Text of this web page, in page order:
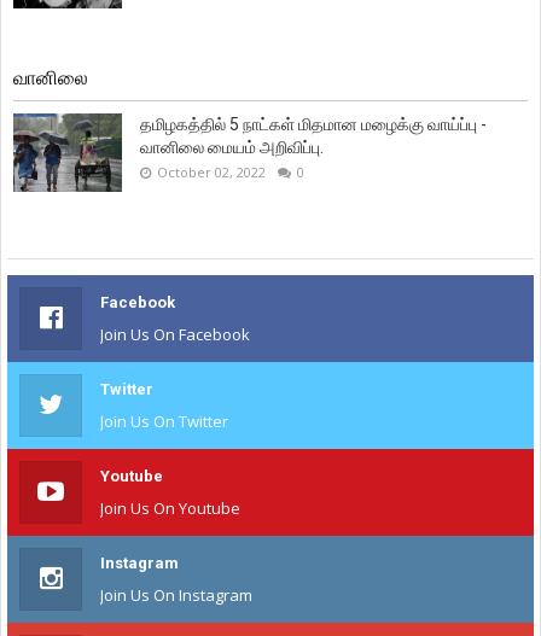
வானிலை
தமிழகத்தில் 5 நாட்கள் மிதமான மழைக்கு வாய்ப்பு -
வானிலை மையம் அறிவிப்பு.
October 02, 2022 0
Facebook
Join Us On Facebook
Twitter
Join Us On Twitter
Youtube
Join Us On Youtube
Instagram
Join Us On Instagram